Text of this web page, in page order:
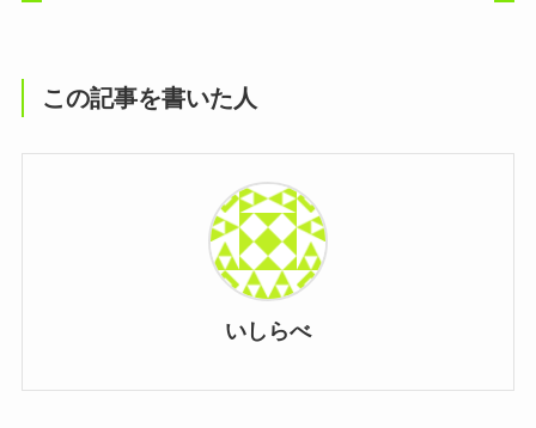
この記事を書いた人
いしらべ